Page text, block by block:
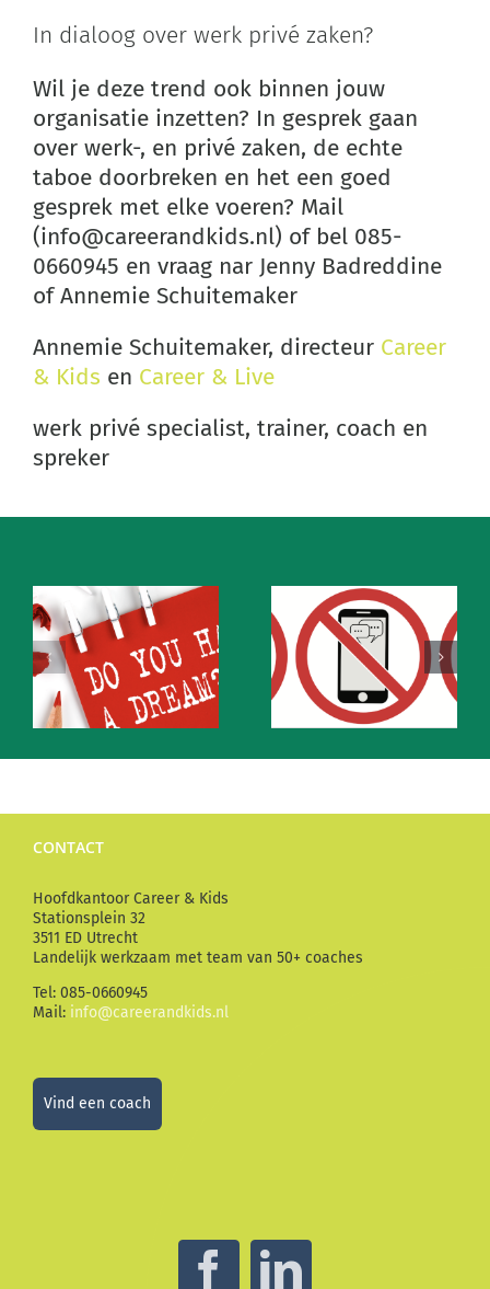
In dialoog over werk privé zaken?
Wil je deze trend ook binnen jouw
organisatie inzetten? In gesprek gaan
over werk-, en privé zaken, de echte
taboe doorbreken en het een goed
gesprek met elke voeren? Mail
(info@careerandkids.nl) of bel 085-
0660945 en vraag nar Jenny Badreddine
of Annemie Schuitemaker
Annemie Schuitemaker, directeur Career
& Kids en Career & Live
werk privé specialist, trainer, coach en
spreker
Een digi-loze
zomervakantie.
Zet je “uit-
knop”van je
smartphone
aan!
skydiven
CONTACT
Hoofdkantoor Career & Kids
Stationsplein 32
3511 ED Utrecht
Landelijk werkzaam met team van 50+ coaches
Tel: 085-0660945
Mail: info@careerandkids.nl
Vind een coach